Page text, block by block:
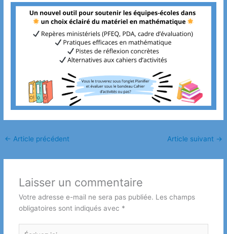
← Article précédent Article suivant →
Laisser un commentaire
Votre adresse e-mail ne sera pas publiée. Les champs
obligatoires sont indiqués avec *
Écrivez